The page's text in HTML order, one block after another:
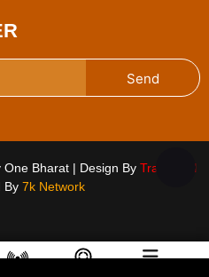
Send
Bharat | Design By Traffic Tail
By 7k Network